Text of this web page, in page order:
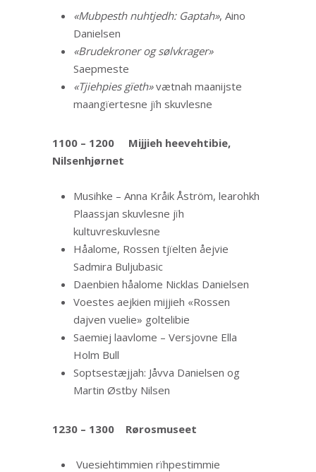
«Mubpesth nuhtjedh: Gaptah», Aino
Danielsen
«Brudekroner og sølvkrager»
Saepmeste
«Tjiehpies gïeth»vætnah maanijste
maangïertesne jïh skuvlesne
1100 – 1200
Mijjieh heevehtibie,
Nilsenhjørnet
Musihke – Anna Kråik Åström, learohkh
Plaassjan skuvlesne jïh
kultuvreskuvlesne
Håalome, Rossen tjïelten åejvie
Sadmira Buljubasic
Daenbien håalome Nicklas Danielsen
Voestes aejkien mijjieh «Rossen
dajven vuelie» goltelibie
Saemiej laavlome – Versjovne Ella
Holm Bull
Soptsestæjjah: Jåvva Danielsen og
Martin Østby Nilsen
1230 – 1300 Rørosmuseet
Vuesiehtimmien rïhpestimmie